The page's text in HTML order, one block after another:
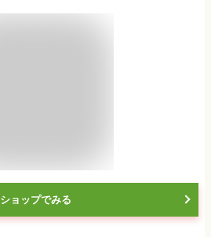
ショップでみる